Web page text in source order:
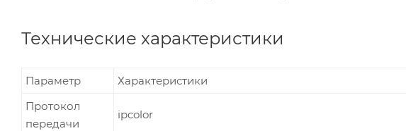
Технические характеристики
Параметр
Характеристики
Протокол
передачи
ipcolor